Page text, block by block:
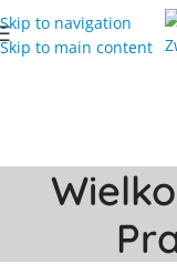
Skip to navigation
Skip to main content